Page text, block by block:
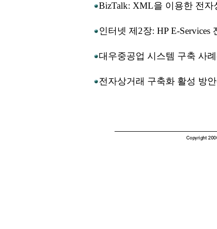
BizTalk: XML을 이용한 전
인터넷 제2장: HP E-
대우중공업 시스템 구축 사
전자상거래 구축화 활성 방